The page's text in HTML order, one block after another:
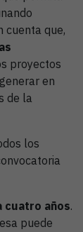
cuenta que,
proyectos
en
de la
los
cuatro años.
puede